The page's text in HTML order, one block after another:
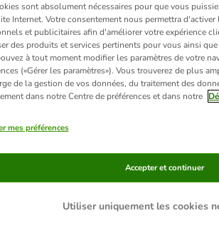
de bœuf
chien
Lot mixte Rocco
chien
poulet, canard (2 x 150
sont absolument nécessaires pour que vous
Internet. Votre consentement nous permettra d'activer
et publicitaires afin d'améliorer votre expérience
des produits et services pertinents pour vous ainsi
à tout moment modifier les paramètres de votre
(«Gérer les paramètres»). Vous trouverez de plus
de la gestion de vos données, du traitement des
dans notre Centre de préférences et dans notre
mes préférences
Utiliser uniquement les cookies
Accepter et continuer